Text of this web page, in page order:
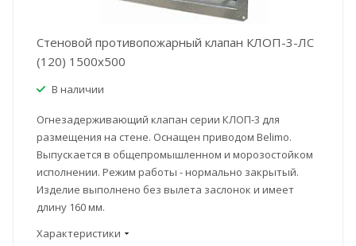
Стеновой противопожарный клапан КЛОП-3-ЛС
(120) 1500x500
В наличии
Огнезадерживающий клапан серии КЛОП-3 для
размещения на стене. Оснащен приводом Belimo.
Выпускается в общепромышленном и морозостойком
исполнении. Режим работы - нормально закрытый.
Изделие выполнено без вылета заслонок и имеет
длину 160 мм.
Характеристики